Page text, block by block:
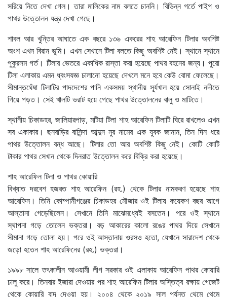
সরিয়ে নিতে দেখা গেল। তারা মালিকের নাম বলতে চাননি। বিভিন্ন গর্তে পাইপ ও
পাথর উত্তোলন যন্ত্র দেখা গেছে।
শাবল আর খুন্তির আঘাতে এক বছরে ১৩৬ একরের শাহ আরেফিন টিলার অবশিষ্ট
অংশ এখন বিরান ভূমি। এখন সেখানে টিলা বলতে কিছু অবশিষ্ট নেই। স্থানে স্থানে
পুকুরসম গর্ত। টিলার ভেতরে একাধিক রাস্তা করা হয়েছে পাথর বহনের জন্য। পুরো
টিলা এলাকায় এমন ধ্বংসযজ্ঞ চালানো হয়েছে দেখলে মনে হবে কেউ বোমা ফেলেছে।
সীমান্তঘেঁষা টিলাটির পাদদেশের পানি একসময় স্থানীয় সূর্যখাল হয়ে সোনাই নদীতে
গিয়ে পড়ত। সেই খালটি ভরাট হয়ে গেছে পাথর উত্তোলনের বালু ও মাটিতে।
স্থানীয় চিকাডহর, জালিয়ারপাড়, মটিয়া টিলা শাহ আরেফিন টিলাটি ঘিরে রাখলেও এখন
সব একাকার। ছনবাড়ির বাসিন্দা আব্দুন নুর নামের এক যুবক জানান, তিন দিন ধরে
পাথর উত্তোলন বন্ধ আছে। টিলার তো আর অবশিষ্ট কিছু নেই। কোটি কোটি
টাকার পাথর সেখান থেকে দিনরাত উত্তোলন করে বিক্রি করা হয়েছে।
শাহ আরেফিন টিলা ও পাথর কোয়ারি
বিখ্যাত দরবেশ হজরত শাহ আরেফিন (রহ.) থেকে টিলার নামকরণ হয়েছে শাহ
আরেফিন। তিনি কোম্পানীগঞ্জের চিকাডহর মৌজার ওই টিলায় কয়েকশ বছর আগে
আস্তানা গেড়েছিলেন। সেখানে তিনি মাঝেমধ্যেই বসতেন। পরে ওই স্থানে
স্থাপনা গড়ে তোলেন ভক্তরা। বড় আকারের কালো রঙের পাথর দিয়ে সেখানে
সীমানা গড়ে তোলা হয়। পরে ওই আস্তানায় ওরসও হতো, যেখানে সারাদেশ থেকে
জড়ো হতেন শাহ আরেফিনের (রহ.) ভক্তরা।
১৯৯৮ সালে তৎকালীন আওয়ামী লীগ সরকার ওই এলাকায় আরেফিন পাথর কোয়ারি
চালু করে। তিনবার ইজারা দেওয়ার পর শাহ আরেফিন টিলার অস্তিত্ব রক্ষায় গেজেট
থেকে কোয়ারি বাদ দেওয়া হয়। ২০০৪ থেকে ২০১৯ সাল পর্যন্ত থেমে থেমে